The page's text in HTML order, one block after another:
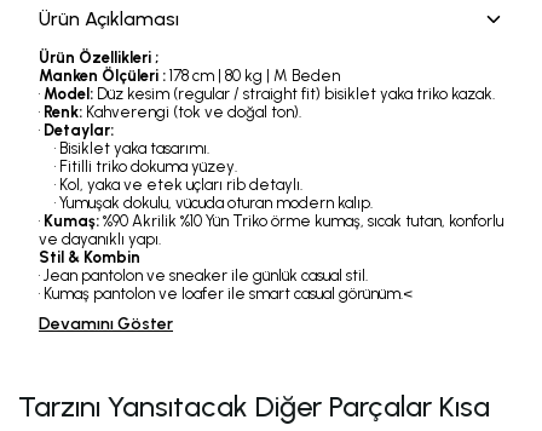
Ürün Açıklaması
Ürün Özellikleri ;
Manken Ölçüleri : 178 cm | 80 kg | M Beden
• Model: Düz kesim (regular / straight fit) bisiklet yaka triko kazak.
• Renk: Kahverengi (tok ve doğal ton).
• Detaylar:
• Bisiklet yaka tasarımı.
• Fitilli triko dokuma yüzey.
• Kol, yaka ve etek uçları rib detaylı.
• Yumuşak dokulu, vücuda oturan modern kalıp.
• Kumaş: %90 Akrilik %10 Yün Triko örme kumaş, sıcak tutan, konforlu
ve dayanıklı yapı.
Stil & Kombin
• Jean pantolon ve sneaker ile günlük casual stil.
• Kumaş pantolon ve loafer ile smart casual görünüm.<
Devamını Göster
Tarzını Yansıtacak Diğer Parçalar Kısa